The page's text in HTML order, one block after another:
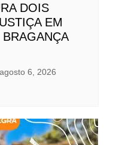
DOIS
EM
agosto 6, 2026